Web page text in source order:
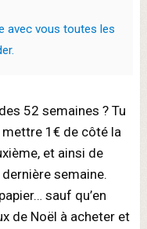
avec vous toutes les
52 semaines ? Tu
1€ de côté la
et ainsi de
semaine.
sauf qu’en
de Noël à acheter et